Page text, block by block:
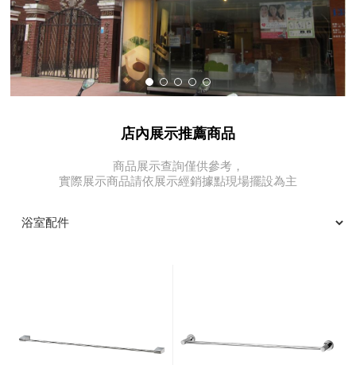
店內展示推薦商品
商品展示查詢僅供參考，
實際展示商品請依展示經銷據點現場擺設為主